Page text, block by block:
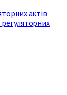
актів